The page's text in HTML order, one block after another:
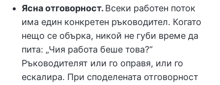
Ясна отговорност. Всеки работен поток
има един конкретен ръководител. Когато
нещо се обърка, никой не губи време да
пита: „Чия работа беше това?“
Ръководителят или го оправя, или го
ескалира. При споделената отговорност